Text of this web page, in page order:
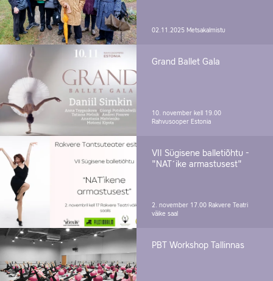
02.11.2025 Metsakalmistu
Grand Ballet Gala
10. november kell 19.00
Rahvusooper Estonia
VII Sügisene balletiõhtu -
"NAT´ike armastusest"
2. november 17.00 Rakvere Teatri
väike saal
PBT Workshop Tallinnas